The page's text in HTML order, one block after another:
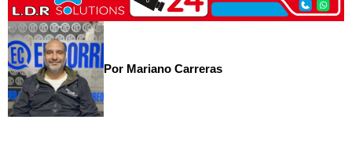
Por Mariano Carreras